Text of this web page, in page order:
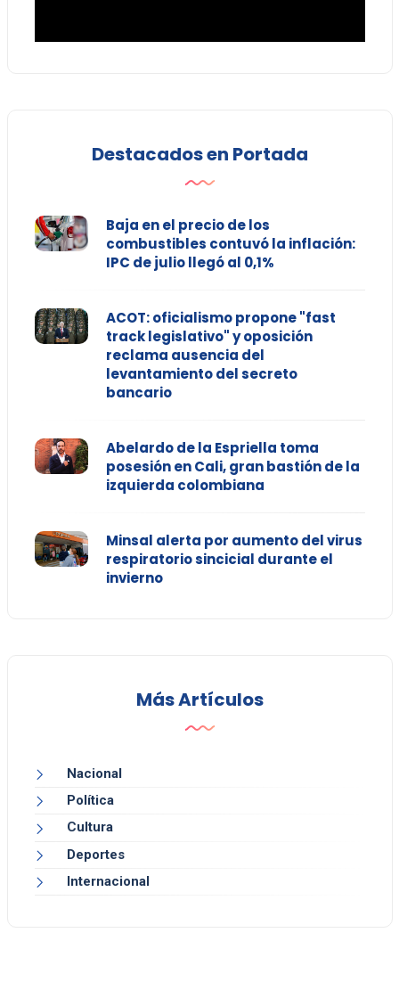
Destacados en Portada
Baja en el precio de los
combustibles contuvó la inflación:
IPC de julio llegó al 0,1%
ACOT: oficialismo propone "fast
track legislativo" y oposición
reclama ausencia del
levantamiento del secreto
bancario
Abelardo de la Espriella toma
posesión en Cali, gran bastión de la
izquierda colombiana
Minsal alerta por aumento del virus
respiratorio sincicial durante el
invierno
Más Artículos
Nacional
Política
Cultura
Deportes
Internacional